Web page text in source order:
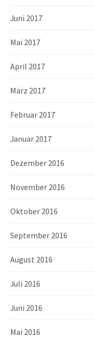
Juni 2017
Mai 2017
April 2017
März 2017
Februar 2017
Januar 2017
Dezember 2016
November 2016
Oktober 2016
September 2016
August 2016
Juli 2016
Juni 2016
Mai 2016